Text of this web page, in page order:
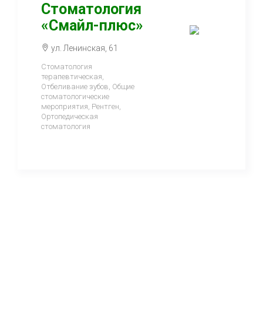
Стоматология
«Смайл-плюс»
ул. Ленинская, 61
Стоматология
терапевтическая,
Отбеливание зубов, Общие
стоматологические
мероприятия, Рентген,
Ортопедическая
стоматология